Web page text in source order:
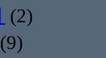
(2)
(9)